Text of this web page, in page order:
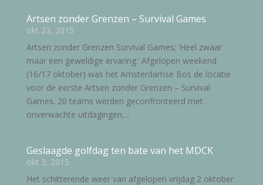
Artsen zonder Grenzen – Survival Games
okt 23, 2015
Artsen zonder Grenzen Survival Games; ‘Heel zwaar
maar een geweldige ervaring.’ Afgelopen weekend
(16/17 oktober) was het Amsterdamse Bos de locatie
voor de eerste Artsen zonder Grenzen – Survival
Games. 20 teams werden geconfronteerd met
onverwachte uitdagingen,...
Geslaagde golfdag ten bate van het MDCK
okt 3, 2015
Het schitterende weer van afgelopen vrijdag 2 oktober